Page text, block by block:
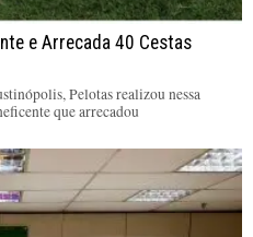
e Arrecada 40 Cestas
Pelotas realizou nessa
que arrecadou